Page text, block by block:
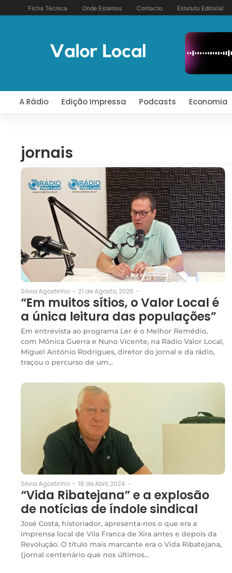
Ficha Técnica Onde Estamos Contacto Estatuto Editorial
A Rádio Edição Impressa Podcasts Economia
jornais
Silvia Agostinho - 21 de Agosto, 2025 -
“Em muitos sítios, o Valor Local é
a única leitura das populações”
Em entrevista ao programa Ler é o Melhor Remédio,
com Mónica Guerra e Nuno Vicente, na Rádio Valor Local,
Miguel António Rodrigues, diretor do jornal e da rádio,
traçou o percurso de um...
Silvia Agostinho - 18 de Abril, 2024 -
“Vida Ribatejana” e a explosão
de notícias de índole sindical
José Costa, historiador, apresenta-nos o que era a
imprensa local de Vila Franca de Xira antes e depois da
Revolução. O título mais marcante era o Vida Ribatejana,
(jornal centenário que nos últimos...